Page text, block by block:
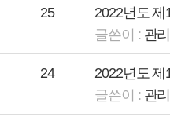
25
2022년도 제
관
24
2022년도 제
관